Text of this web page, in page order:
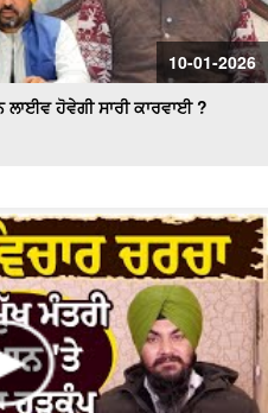
10-01-2026
ਲਾਈਵ ਹੋਵੇਗੀ ਸਾਰੀ ਕਾਰਵਾਈ ?